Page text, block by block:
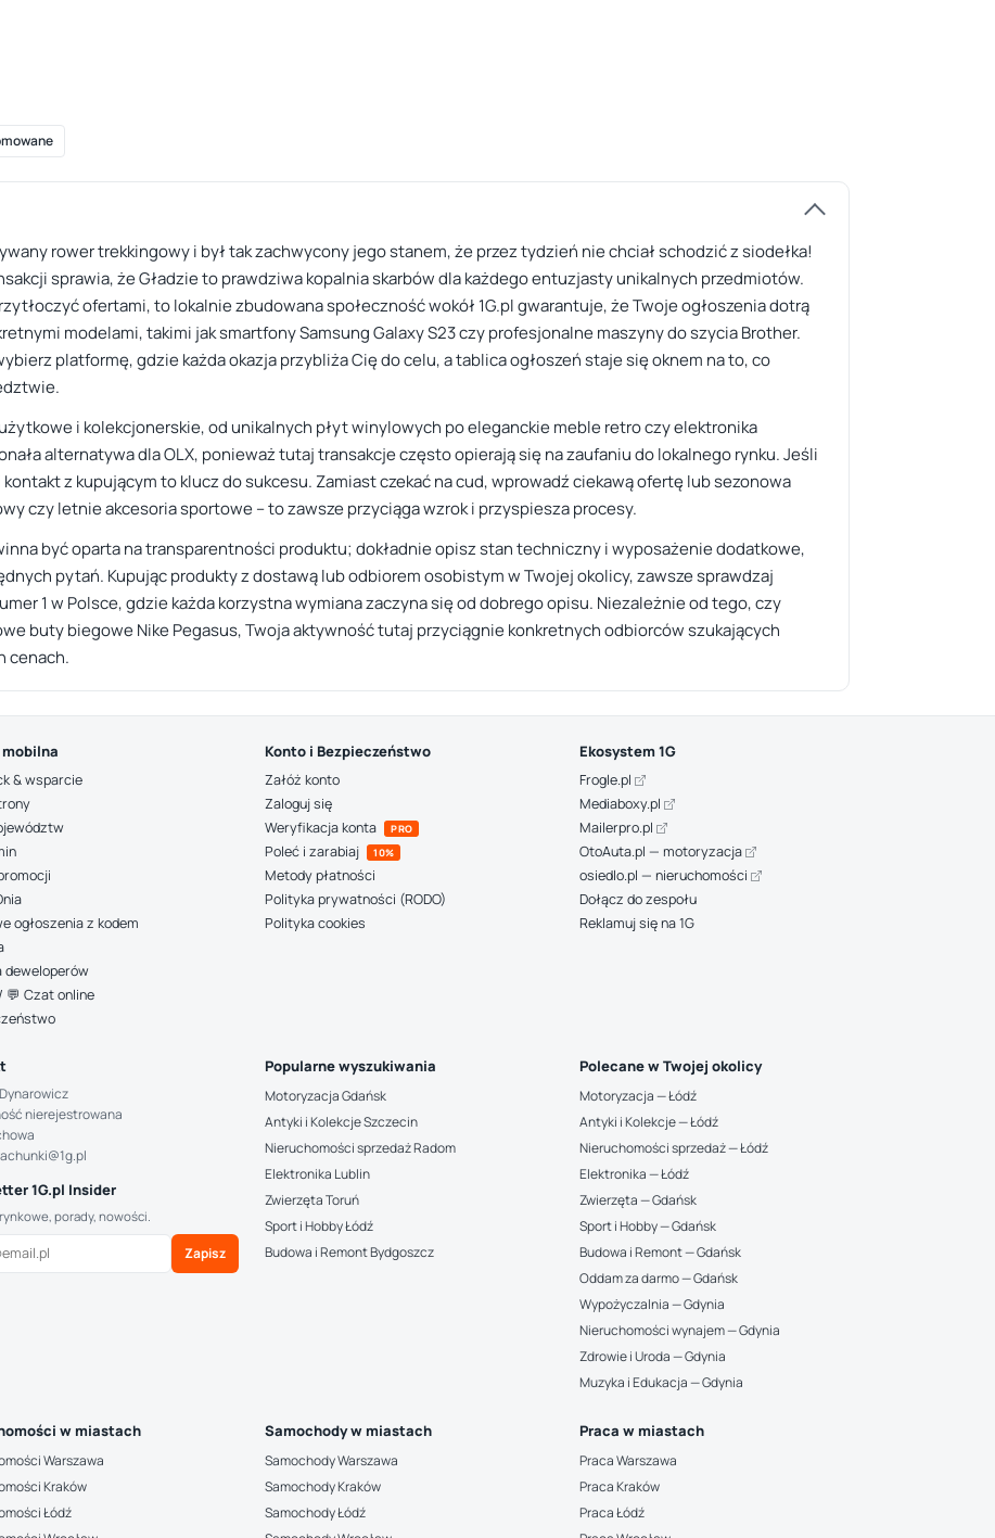
rower trekkingowy i był tak zachwycony jego stanem, że przez tydzień nie chciał schodzić z siodełka!
sprawia, że Gładzie to prawdziwa kopalnia skarbów dla każdego entuzjasty unikalnych przedmiotów.
ofertami, to lokalnie zbudowana społeczność wokół 1G.pl gwarantuje, że Twoje ogłoszenia dotrą
modelami, takimi jak smartfony Samsung Galaxy S23 czy profesjonalne maszyny do szycia Brother.
platformę, gdzie każda okazja przybliża Cię do celu, a tablica ogłoszeń staje się oknem na to, co
i kolekcjonerskie, od unikalnych płyt winylowych po eleganckie meble retro czy elektronika
alternatywa dla OLX, ponieważ tutaj transakcje często opierają się na zaufaniu do lokalnego rynku. Jeśli
z kupującym to klucz do sukcesu. Zamiast czekać na cud, wprowadź ciekawą ofertę lub sezonowa
czy letnie akcesoria sportowe – to zawsze przyciąga wzrok i przyspiesza procesy.
być oparta na transparentności produktu; dokładnie opisz stan techniczny i wyposażenie dodatkowe,
pytań. Kupując produkty z dostawą lub odbiorem osobistym w Twojej okolicy, zawsze sprawdzaj
1 w Polsce, gdzie każda korzystna wymiana zaczyna się od dobrego opisu. Niezależnie od tego, czy
buty biegowe Nike Pegasus, Twoja aktywność tutaj przyciągnie konkretnych odbiorców szukających
cenach.
& wsparcie
ogłoszenia z kodem
deweloperów
💬 Czat online
Konto i Bezpieczeństwo
Załóż konto
Zaloguj się
Weryfikacja konta
PRO
Poleć i zarabiaj 10%
Metody płatności
Polityka prywatności (RODO)
Polityka cookies
Ekosystem 1G
Frogle.pl
Mediaboxy.pl
Mailerpro.pl
OtoAuta.pl — motoryzacja
osiedlo.pl — nieruchomości
Dołącz do zespołu
Reklamuj się na 1G
nierejestrowana
1G.pl Insider
porady, nowości.
Zapisz
Popularne wyszukiwania
Motoryzacja Gdańsk
Antyki i Kolekcje Szczecin
Nieruchomości sprzedaż Radom
Elektronika Lublin
Zwierzęta Toruń
Sport i Hobby Łódź
Budowa i Remont Bydgoszcz
Polecane w Twojej okolicy
Motoryzacja — Łódź
Antyki i Kolekcje — Łódź
Nieruchomości sprzedaż — Łódź
Elektronika — Łódź
Zwierzęta — Gdańsk
Sport i Hobby — Gdańsk
Budowa i Remont — Gdańsk
Oddam za darmo — Gdańsk
Wypożyczalnia — Gdynia
Nieruchomości wynajem — Gdynia
Zdrowie i Uroda — Gdynia
Muzyka i Edukacja — Gdynia
w miastach
Warszawa
Kraków
Łódź
Samochody w miastach
Samochody Warszawa
Samochody Kraków
Samochody Łódź
Praca w miastach
Praca Warszawa
Praca Kraków
Praca Łódź